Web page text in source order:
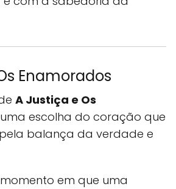
Enamorados
A Justiça e Os
escolha do coração que
balança da verdade e
em que uma